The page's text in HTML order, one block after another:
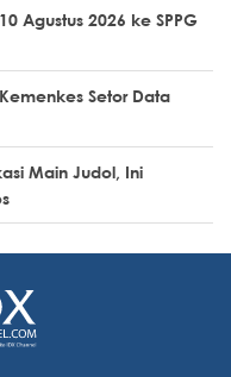
Agustus 2026 ke SPPG
Setor Data
Main Judol, Ini